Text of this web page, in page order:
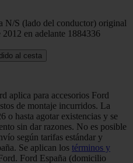
N/S (lado del conductor) original
en adelante 1884336
al cesta
aplica para accesorios Ford
de montaje incurridos. La
o hasta agotar existencias y se
sin dar razones. No es posible
según tarifas estándar y
Se aplican los términos y
Ford España (domicilio